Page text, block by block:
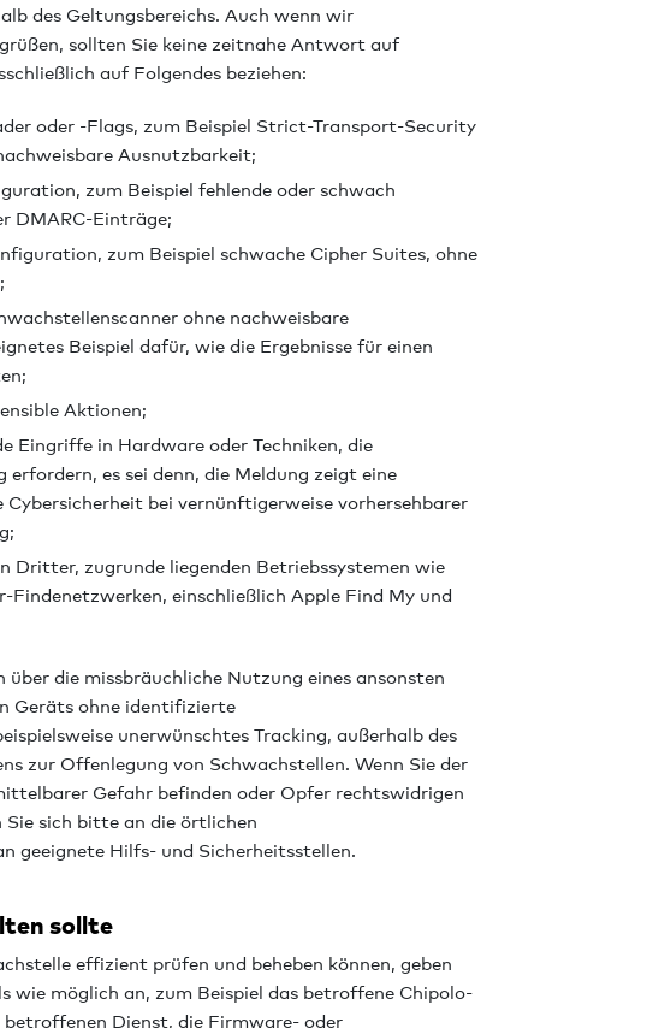
des Geltungsbereichs. Auch wenn wir
sollten Sie keine zeitnahe Antwort auf
auf Folgendes beziehen:
oder -Flags, zum Beispiel Strict-Transport-Security
Ausnutzbarkeit;
zum Beispiel fehlende oder schwach
DMARC-Einträge;
zum Beispiel schwache Cipher Suites, ohne
ohne nachweisbare
Beispiel dafür, wie die Ergebnisse für einen
Aktionen;
Eingriffe in Hardware oder Techniken, die
es sei denn, die Meldung zeigt eine
bei vernünftigerweise vorhersehbarer
Dritter, zugrunde liegenden Betriebssystemen wie
Findenetzwerken, einschließlich Apple Find My und
über die missbräuchliche Nutzung eines ansonsten
Geräts ohne identifizierte
unerwünschtes Tracking, außerhalb des
zur Offenlegung von Schwachstellen. Wenn Sie der
Gefahr befinden oder Opfer rechtswidrigen
sich bitte an die örtlichen
geeignete Hilfs- und Sicherheitsstellen.
sollte
effizient prüfen und beheben können, geben
wie möglich an, zum Beispiel das betroffene Chipolo-
Dienst, die Firmware- oder